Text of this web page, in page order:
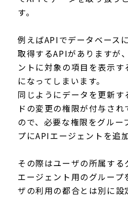
す。
例えばAPIでデータベース
取得するAPIがありますが
ントに対象の項目を表示
になってしまいます。
同じようにデータを更新
ドの変更の権限が付与さ
ので、必要な権限をグルー
プにAPIエージェントを追
その際はユーザの所属する
エージェント用のグループ
ザの利用の都合とは別に